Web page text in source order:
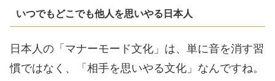
いつでもどこでも他人を思いやる日本人
日本人の「マナーモード文化」は、単に音を消す習
慣ではなく、「相手を思いやる文化」なんですね。